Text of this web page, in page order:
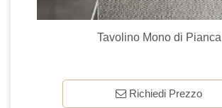
Tavolino Mono di Pianca
Richiedi Prezzo